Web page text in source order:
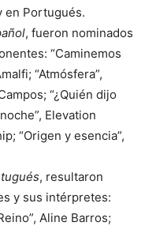
en Portugués.
, fueron nominados
“Caminemos
“Atmósfera”,
“¿Quién dijo
Elevation
“Origen y esencia”,
, resultaron
y sus intérpretes:
Aline Barros;